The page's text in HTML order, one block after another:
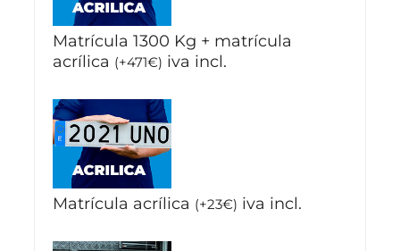
Matrícula 1300 Kg + matrícula
acrílica (+471€) iva incl.
Matrícula acrílica (+23€) iva incl.